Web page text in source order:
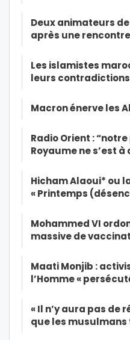
Deux animateurs
après une
Les islamistes
leurs contradictions
Macron énerve les
Radio Orient :
Royaume ne s’est
Hicham Alaoui* ou
« Printemps
Mohammed VI
massive de
Maati Monjib :
l’Homme «
« Il n’y aura pas de
que les